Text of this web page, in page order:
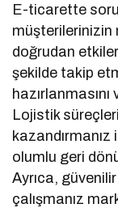
E-ticarette
müşterilerinizin
doğrudan
şekilde takip
Lojistik
olumlu geri
Ayrıca,
çalışmanız